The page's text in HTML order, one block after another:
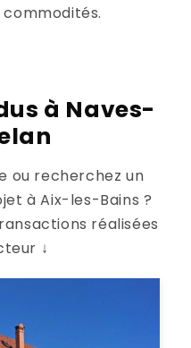
commodités.
à Naves-
ou recherchez un
à Aix-les-Bains ?
réalisées
↓